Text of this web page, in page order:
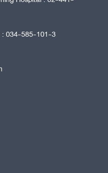
: 034-585-101-3